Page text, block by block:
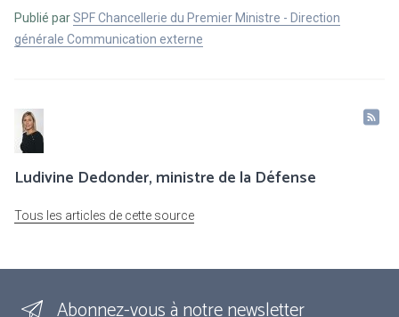
Publié parSPF Chancellerie du Premier Ministre - Direction
générale Communication externe
Ludivine Dedonder, ministre de la Défense
Tous les articles de cette source
Abonnez-vous à notre newsletter